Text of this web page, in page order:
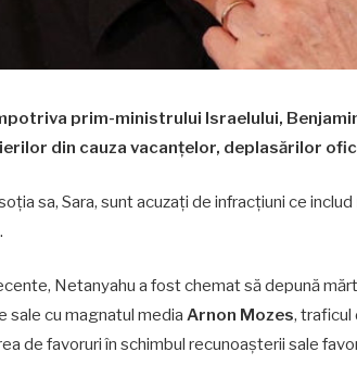
prim-ministrului Israelului,
din cauza vacanțelor, deplasărilor
sa, Sara, sunt acuzați de infracțiuni ce includ
Netanyahu a fost chemat să depună
sale cu magnatul media Arnon Mozes, traficul
de favoruri în schimbul recunoașterii sale